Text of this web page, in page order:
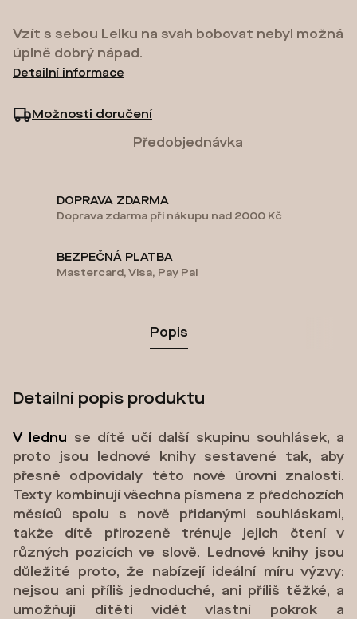
Předobjednávka
Možnosti doručení
Vzít s sebou Lelku na svah bobovat nebyl možná
úplně dobrý nápad.
Detailní informace
DOPRAVA ZDARMA
Doprava zdarma při nákupu nad 2000 Kč
BEZPEČNÁ PLATBA
Mastercard, Visa, Pay Pal
Popis
Detailní popis produktu
V lednu se dítě učí další skupinu souhlásek, a
proto jsou lednové knihy sestavené tak, aby
přesně odpovídaly této nové úrovni znalostí.
Texty kombinují všechna písmena z předchozích
měsíců spolu s nově přidanými souhláskami,
takže dítě přirozeně trénuje jejich čtení v
různých pozicích ve slově. Lednové knihy jsou
důležité proto, že nabízejí ideální míru výzvy:
nejsou ani příliš jednoduché, ani příliš těžké, a
umožňují dítěti vidět vlastní pokrok a